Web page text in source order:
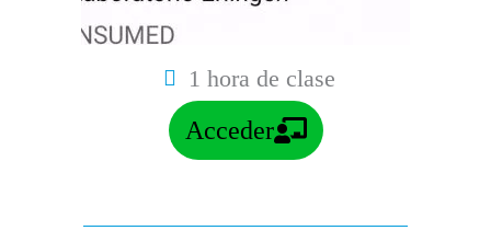
1 hora de clase
Acceder